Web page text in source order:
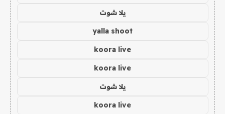
يلا شوت
yalla shoot
koora live
koora live
يلا شوت
koora live